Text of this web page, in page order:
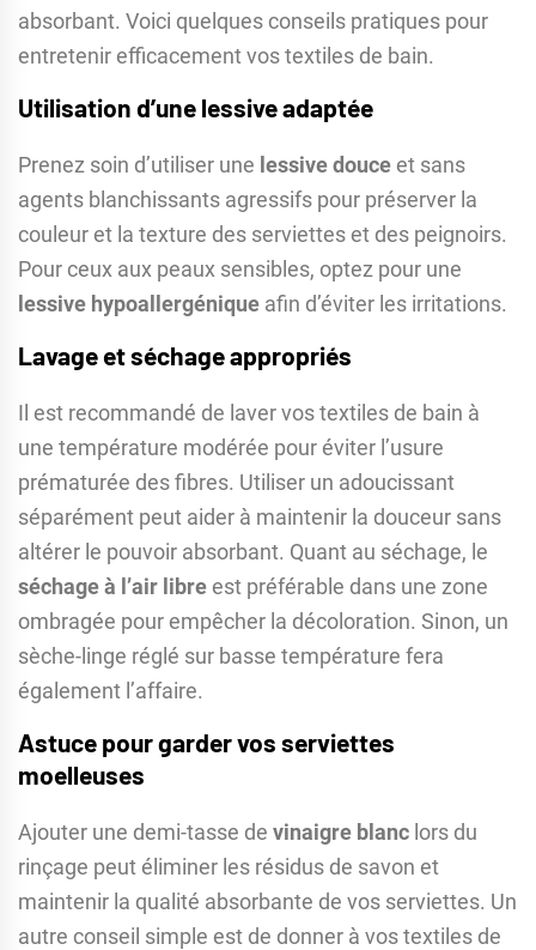
absorbant. Voici quelques conseils pratiques pour
entretenir efficacement vos textiles de bain.
Utilisation d’une lessive adaptée
Prenez soin d’utiliser une lessive douce et sans
agents blanchissants agressifs pour préserver la
couleur et la texture des serviettes et des peignoirs.
Pour ceux aux peaux sensibles, optez pour une
lessive hypoallergénique afin d’éviter les irritations.
Lavage et séchage appropriés
Il est recommandé de laver vos textiles de bain à
une température modérée pour éviter l’usure
prématurée des fibres. Utiliser un adoucissant
séparément peut aider à maintenir la douceur sans
altérer le pouvoir absorbant. Quant au séchage, le
séchage à l’air libre est préférable dans une zone
ombragée pour empêcher la décoloration. Sinon, un
sèche-linge réglé sur basse température fera
également l’affaire.
Astuce pour garder vos serviettes
moelleuses
Ajouter une demi-tasse de vinaigre blanc lors du
rinçage peut éliminer les résidus de savon et
maintenir la qualité absorbante de vos serviettes. Un
autre conseil simple est de donner à vos textiles de